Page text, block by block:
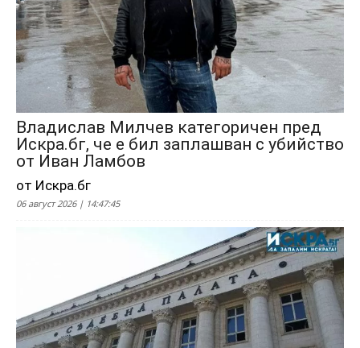
Владислав Милчев категоричен пред
Искра.бг, че е бил заплашван с убийство
от Иван Ламбов
от Искра.бг
06 август 2026 | 14:47:45